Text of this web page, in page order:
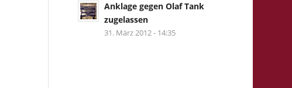
Anklage gegen Olaf Tank
zugelassen
31. März 2012 - 14:35